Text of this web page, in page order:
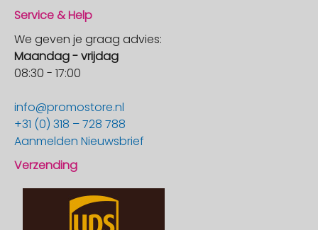
Service & Help
We geven je graag advies:
Maandag - vrijdag
08:30 - 17:00
info@promostore.nl
+31 (0) 318 – 728 788
Aanmelden Nieuwsbrief
Verzending